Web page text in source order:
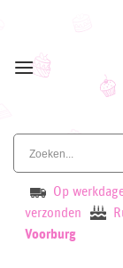
content
Op
verzonden
Voorburg